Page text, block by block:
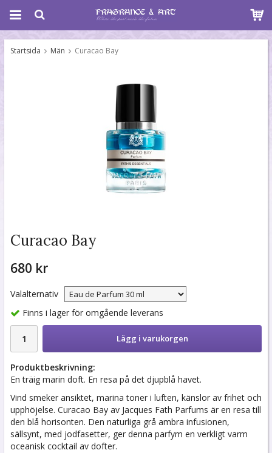
Startsida Män Curacao Bay
Curacao Bay
680 kr
Valalternativ
Finns i lager för omgående leverans
Lägg i varukorgen
Produktbeskrivning:
En träig marin doft. En resa på det djupblå havet.
Vind smeker ansiktet, marina toner i luften, känslor av frihet och
upphöjelse. Curacao Bay av Jacques Fath Parfums är en resa till
den blå horisonten. Den naturliga grå ambra infusionen,
sällsynt, med jodfasetter, ger denna parfym en verkligt varm
oceanisk cocktail av dofter.